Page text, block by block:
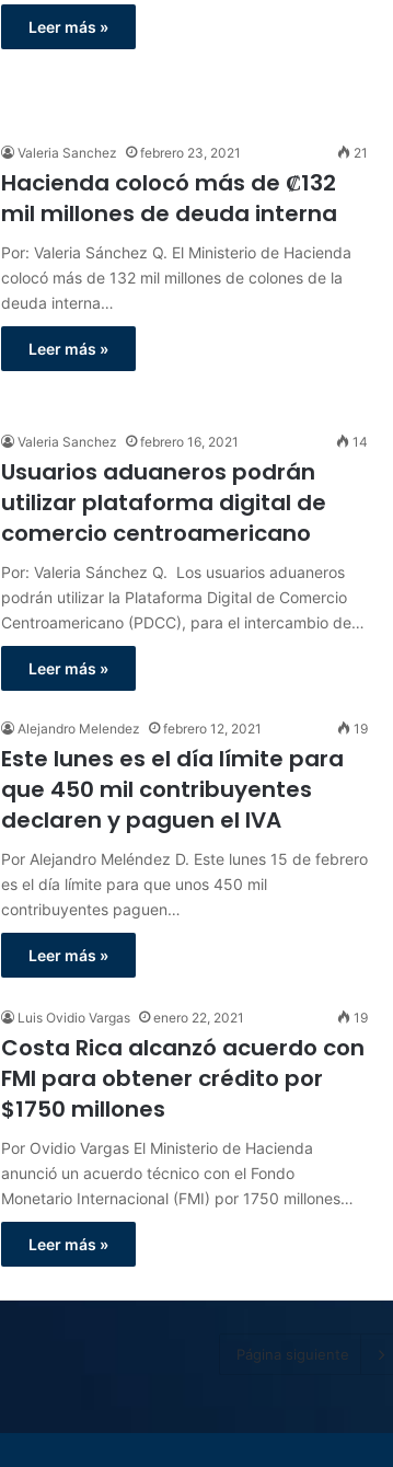
Leer más »
Valeria Sanchez febrero 23, 2021 21
Hacienda colocó más de ₡132
mil millones de deuda interna
Por: Valeria Sánchez Q. El Ministerio de Hacienda
colocó más de 132 mil millones de colones de la
deuda interna…
Leer más »
Valeria Sanchez febrero 16, 2021 14
Usuarios aduaneros podrán
utilizar plataforma digital de
comercio centroamericano
Por: Valeria Sánchez Q. Los usuarios aduaneros
podrán utilizar la Plataforma Digital de Comercio
Centroamericano (PDCC), para el intercambio de…
Leer más »
Alejandro Melendez febrero 12, 2021 19
Este lunes es el día límite para
que 450 mil contribuyentes
declaren y paguen el IVA
Por Alejandro Meléndez D. Este lunes 15 de febrero
es el día límite para que unos 450 mil
contribuyentes paguen…
Leer más »
Luis Ovidio Vargas enero 22, 2021 19
Costa Rica alcanzó acuerdo con
FMI para obtener crédito por
$1750 millones
Por Ovidio Vargas El Ministerio de Hacienda
anunció un acuerdo técnico con el Fondo
Monetario Internacional (FMI) por 1750 millones…
Leer más »
Página siguiente